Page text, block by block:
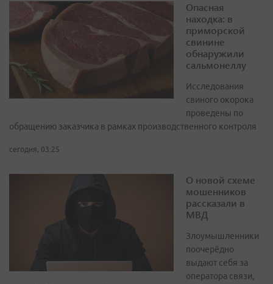
Опасная
находка: в
приморской
свинине
обнаружили
сальмонеллу
Исследования
свиного окорока
проведены по
обращению заказчика в рамках производственного контроля
сегодня, 03:25
О новой схеме
мошенников
рассказали в
МВД
Злоумышленники
поочерёдно
выдают себя за
оператора связи,